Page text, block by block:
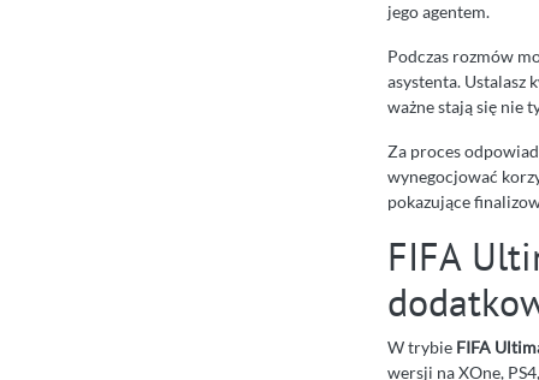
jego agentem.
Podczas rozmów
asystenta. Ustalasz
ważne stają się nie
Za proces
wynegocjować
pokazujące
FIFA
W trybie FIFA
wersji na XOne,